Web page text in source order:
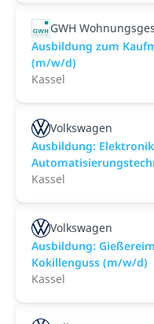
GWH
Ausbildung zum
(m/w/d)
Kassel
Volkswagen
Ausbildung:
Kassel
Volkswagen
Ausbildung:
Kokillenguss (m/w/d)
Kassel